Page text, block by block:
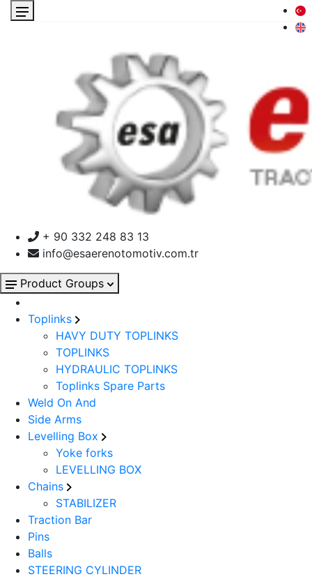
+ 90 332 248 83 13
info@esaerenotomotiv.com.tr
Product Groups
Toplinks
HAVY DUTY TOPLINKS
TOPLINKS
HYDRAULIC TOPLINKS
Toplinks Spare Parts
Weld On And
Side Arms
Levelling Box
Yoke forks
LEVELLING BOX
Chains
STABILIZER
Traction Bar
Pins
Balls
STEERING CYLINDER